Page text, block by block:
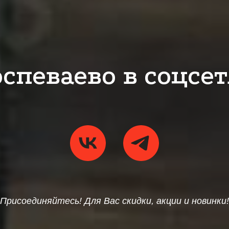
в
Присоединяйтесь! Для Вас скидки, акции и новинки!